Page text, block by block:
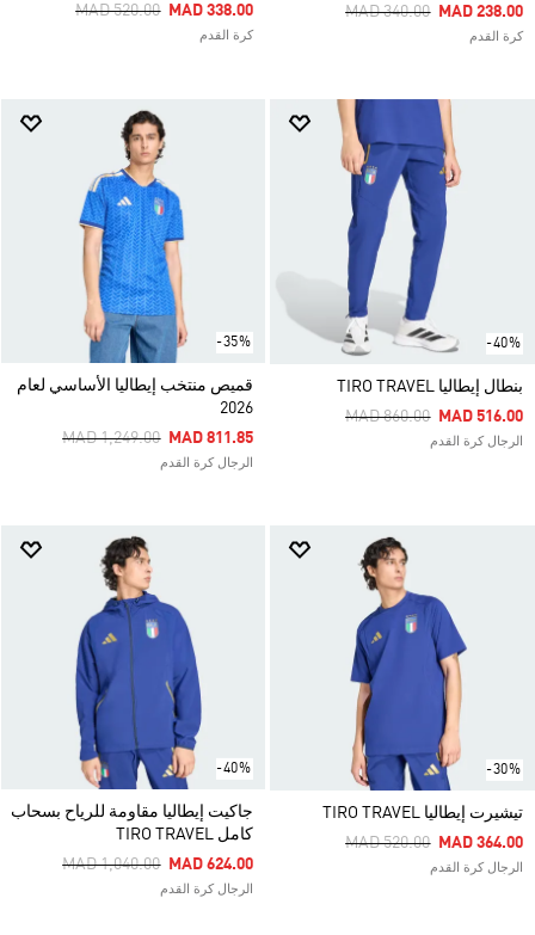
Price Reduced From
MAD 340.00ToMAD 238.00
كرة القدم
Price Reduced From
MAD 520.00ToMAD 338.00
كرة القدم
-40%
بنطال إيطاليا TIRO TRAVEL
Price Reduced From
MAD 860.00ToMAD 516.00
الرجال كرة القدم
-35%
قميص منتخب إيطاليا الأساسي لعام
2026
Price Reduced From
MAD 1,249.00ToMAD 811.85
الرجال كرة القدم
-30%
تيشيرت إيطاليا TIRO TRAVEL
Price Reduced From
MAD 520.00ToMAD 364.00
الرجال كرة القدم
-40%
جاكيت إيطاليا مقاومة للرياح بسحاب
كامل TIRO TRAVEL
Price Reduced From
MAD 1,040.00ToMAD 624.00
الرجال كرة القدم